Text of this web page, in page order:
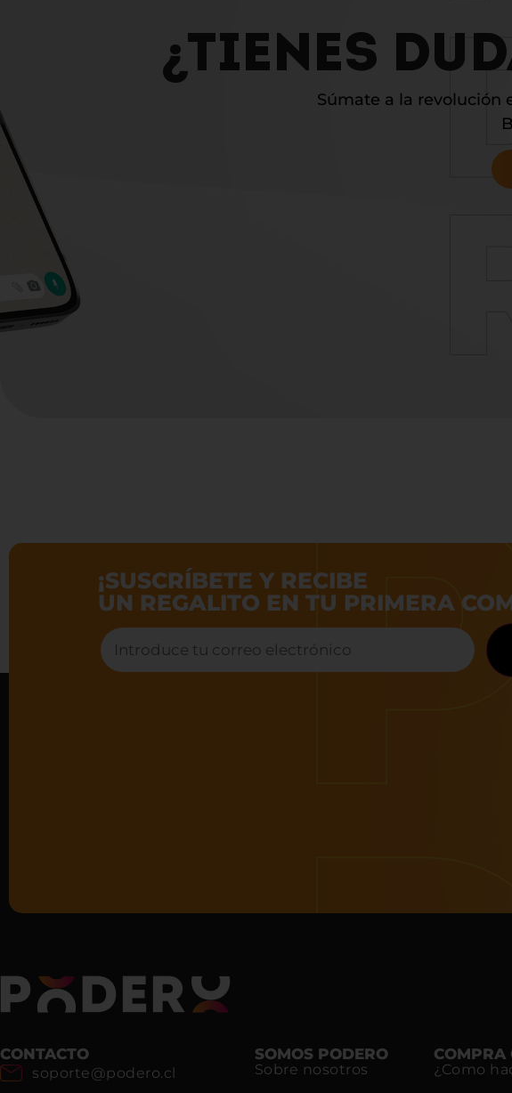
¿TIENES
Súmate a la revolución
¡SUSCRÍBETE Y RECIBE
UN REGALITO EN TU PRIMERA
CONTACTO
soporte@podero.cl
SOMOS PODERO
Sobre nosotros
COMPRA
¿Como